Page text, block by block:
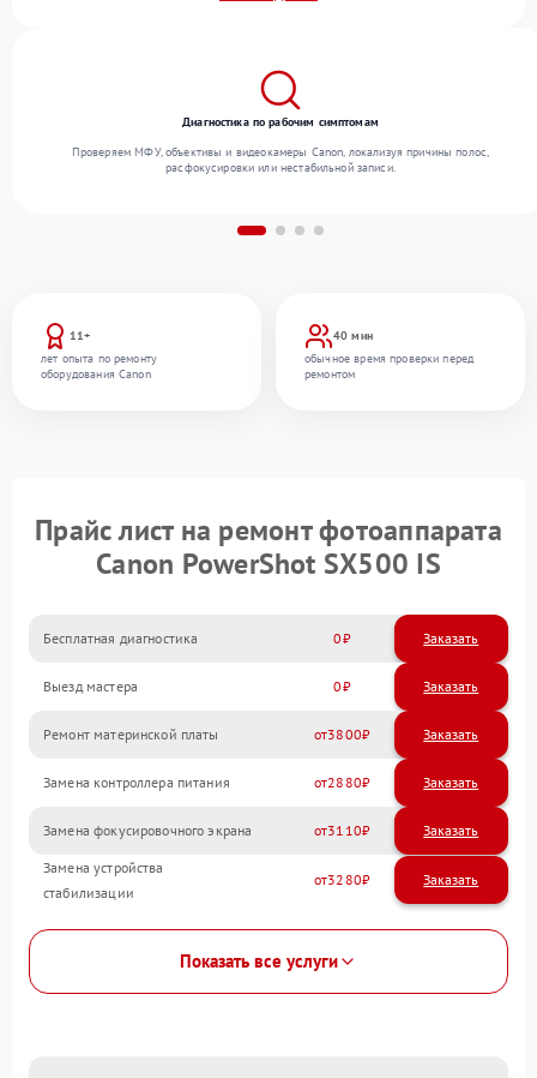
11+
лет опыта по ремонту
оборудования Canon
40 мин
обычное время проверки перед
ремонтом
Диагностика по рабочим симптомам
Проверяем МФУ, объективы и видеокамеры Canon, локализуя причины полос,
расфокусировки или нестабильной записи.
Прайс лист на ремонт фотоаппарата
Canon PowerShot SX500 IS
Бесплатная диагностика 0 Заказать
Выезд мастера 0 Заказать
Ремонт материнской платы 3800
Замена контроллера питания 2880
Замена фокусировочного экрана 3110
Замена устройства
стабилизации
3280
Показать все услуги